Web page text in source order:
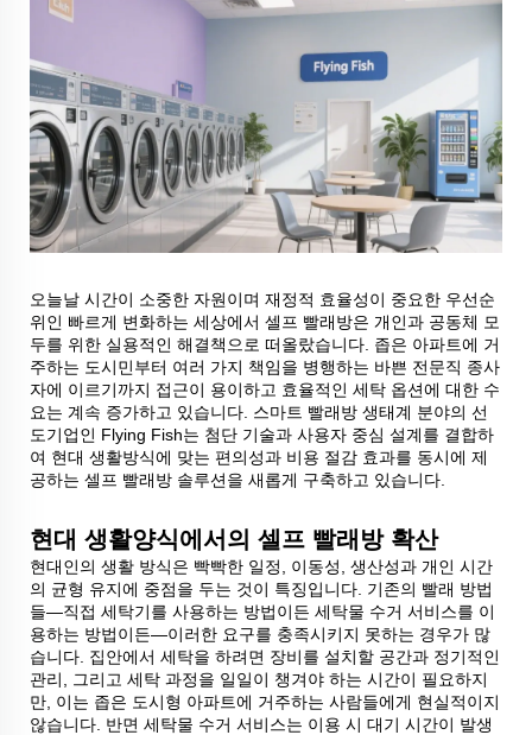
오늘날 시간이 소중한 자원이며 재정적 효율성이 중요한 우선순
위인 빠르게 변화하는 세상에서 셀프 빨래방은 개인과 공동체 모
두를 위한 실용적인 해결책으로 떠올랐습니다. 좁은 아파트에 거
주하는 도시민부터 여러 가지 책임을 병행하는 바쁜 전문직 종사
자에 이르기까지 접근이 용이하고 효율적인 세탁 옵션에 대한 수
요는 계속 증가하고 있습니다. 스마트 빨래방 생태계 분야의 선
도기업인 Flying Fish는 첨단 기술과 사용자 중심 설계를 결합하
여 현대 생활방식에 맞는 편의성과 비용 절감 효과를 동시에 제
공하는 셀프 빨래방 솔루션을 새롭게 구축하고 있습니다.
현대 생활양식에서의 셀프 빨래방 확산
현대인의 생활 방식은 빡빡한 일정, 이동성, 생산성과 개인 시간
의 균형 유지에 중점을 두는 것이 특징입니다. 기존의 빨래 방법
들—직접 세탁기를 사용하는 방법이든 세탁물 수거 서비스를 이
용하는 방법이든—이러한 요구를 충족시키지 못하는 경우가 많
습니다. 집안에서 세탁을 하려면 장비를 설치할 공간과 정기적인
관리, 그리고 세탁 과정을 일일이 챙겨야 하는 시간이 필요하지
만, 이는 좁은 도시형 아파트에 거주하는 사람들에게 현실적이지
않습니다. 반면 세탁물 수거 서비스는 이용 시 대기 시간이 발생